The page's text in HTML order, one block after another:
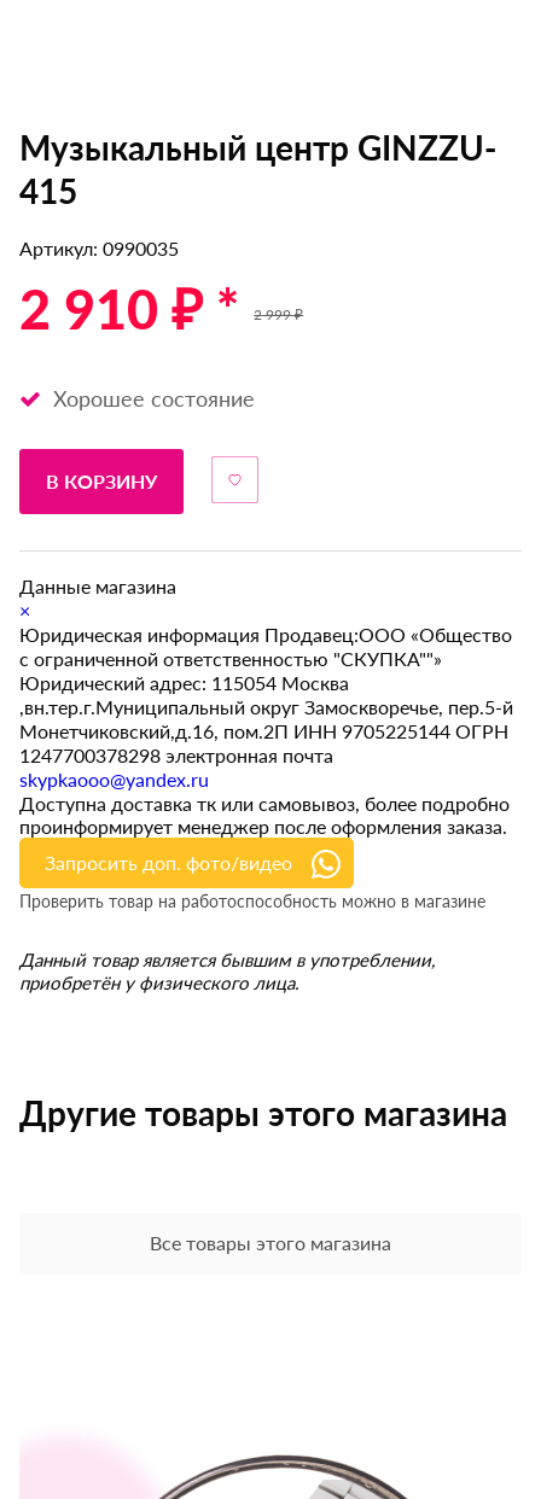
Музыкальный центр GINZZU-
415
Артикул: 0990035
2 910 ₽ * 2 999 ₽
Хорошее состояние
В КОРЗИНУ
Данные магазина
×
Юридическая информация Продавец:ООО «Общество
с ограниченной ответственностью "СКУПКА""»
Юридический адрес: 115054 Москва
,вн.тер.г.Муниципальный округ Замоскворечье, пер.5-й
Монетчиковский,д.16, пом.2П ИНН 9705225144 ОГРН
1247700378298 электронная почта
skypkaooo@yandex.ru
Доступна доставка тк или самовывоз, более подробно
проинформирует менеджер после оформления заказа.
Запросить доп. фото/видео
Проверить товар на работоспособность можно в магазине
Данный товар является бывшим в употреблении,
приобретён у физического лица.
Другие товары этого магазина
Все товары этого магазина